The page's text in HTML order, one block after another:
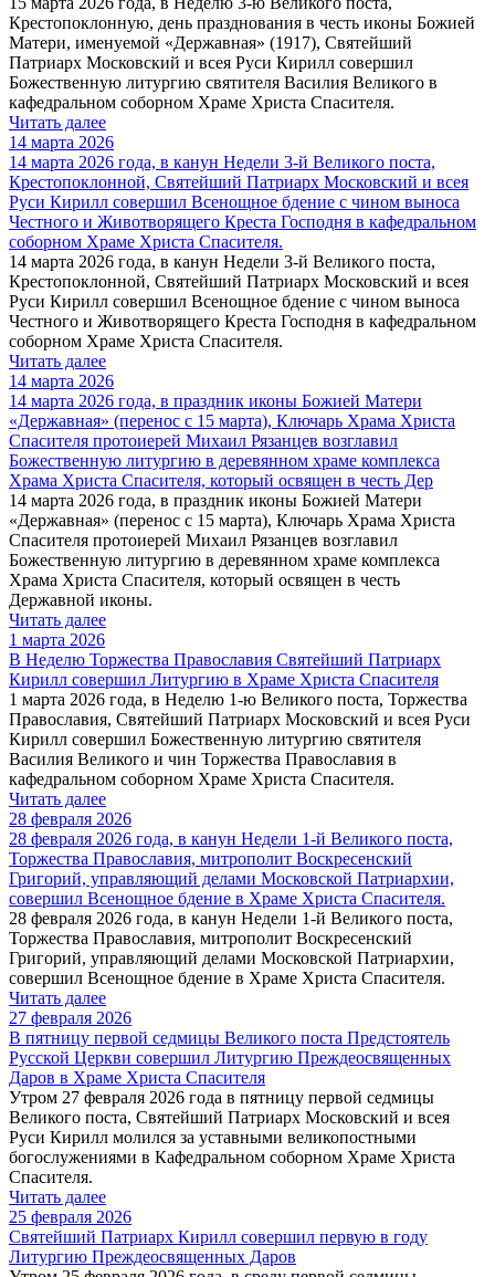
Крестопоклонную, день празднования в честь иконы Божией
Матери, именуемой «Державная» (1917), Святейший
Патриарх Московский и всея Руси Кирилл совершил
Божественную литургию святителя Василия Великого в
кафедральном соборном Храме Христа Спасителя.
Читать далее
14 марта 2026
14 марта 2026 года, в канун Недели 3-й Великого поста,
Крестопоклонной, Святейший Патриарх Московский и всея
Руси Кирилл совершил Всенощное бдение с чином выноса
Честного и Животворящего Креста Господня в кафедральном
соборном Храме Христа Спасителя.
14 марта 2026 года, в канун Недели 3-й Великого поста,
Крестопоклонной, Святейший Патриарх Московский и всея
Руси Кирилл совершил Всенощное бдение с чином выноса
Честного и Животворящего Креста Господня в кафедральном
соборном Храме Христа Спасителя.
Читать далее
14 марта 2026
14 марта 2026 года, в праздник иконы Божией Матери
«Державная» (перенос с 15 марта), Ключарь Храма Христа
Спасителя протоиерей Михаил Рязанцев возглавил
Божественную литургию в деревянном храме комплекса
Храма Христа Спасителя, который освящен в честь Дер
14 марта 2026 года, в праздник иконы Божией Матери
«Державная» (перенос с 15 марта), Ключарь Храма Христа
Спасителя протоиерей Михаил Рязанцев возглавил
Божественную литургию в деревянном храме комплекса
Храма Христа Спасителя, который освящен в честь
Державной иконы.
Читать далее
1 марта 2026
В Неделю Торжества Православия Святейший Патриарх
Кирилл совершил Литургию в Храме Христа Спасителя
1 марта 2026 года, в Неделю 1-ю Великого поста, Торжества
Православия, Святейший Патриарх Московский и всея Руси
Кирилл совершил Божественную литургию святителя
Василия Великого и чин Торжества Православия в
кафедральном соборном Храме Христа Спасителя.
Читать далее
28 февраля 2026
28 февраля 2026 года, в канун Недели 1-й Великого поста,
Торжества Православия, митрополит Воскресенский
Григорий, управляющий делами Московской Патриархии,
совершил Всенощное бдение в Храме Христа Спасителя.
28 февраля 2026 года, в канун Недели 1-й Великого поста,
Торжества Православия, митрополит Воскресенский
Григорий, управляющий делами Московской Патриархии,
совершил Всенощное бдение в Храме Христа Спасителя.
Читать далее
27 февраля 2026
В пятницу первой седмицы Великого поста Предстоятель
Русской Церкви совершил Литургию Преждеосвященных
Даров в Храме Христа Спасителя
Утром 27 февраля 2026 года в пятницу первой седмицы
Великого поста, Святейший Патриарх Московский и всея
Руси Кирилл молился за уставными великопостными
богослужениями в Кафедральном соборном Храме Христа
Спасителя.
Читать далее
25 февраля 2026
Святейший Патриарх Кирилл совершил первую в году
Литургию Преждеосвященных Даров